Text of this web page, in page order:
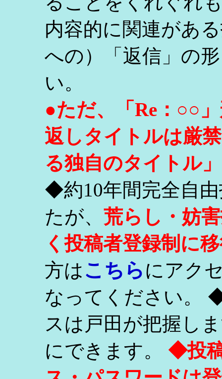
内容的に関連があ
への）「返信」の
い。
●ただ、「Re：○○
返しタイトルは厳
る独自のタイトル
◆約10年間完全自
たが、 荒らし・妨
く投稿者登録制に
方はこちらにアク
なってください。
スは戸田が把握し
にできます。 ◆投